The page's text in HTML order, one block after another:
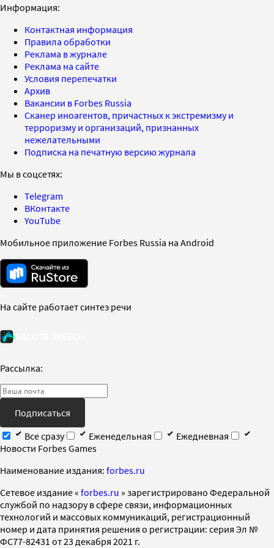
Информация:
Контактная информация
Правила обработки
Реклама в журнале
Реклама на сайте
Условия перепечатки
Архив
Вакансии в Forbes Russia
Сканер иноагентов, причастных к экстремизму и
терроризму и организаций, признанных
нежелательными
Подписка на печатную версию журнала
Мы в соцсетях:
Telegram
ВКонтакте
YouTube
Мобильное приложение Forbes Russia на Android
На сайте работает синтез речи
Рассылка:
Подписаться
Все сразу
Еженедельная
Ежедневная
Новости Forbes Games
Наименование издания: forbes.ru
Cетевое издание « forbes.ru » зарегистрировано Федеральной
службой по надзору в сфере связи, информационных
технологий и массовых коммуникаций, регистрационный
номер и дата принятия решения о регистрации: серия Эл №
ФС77-82431 от 23 декабря 2021 г.